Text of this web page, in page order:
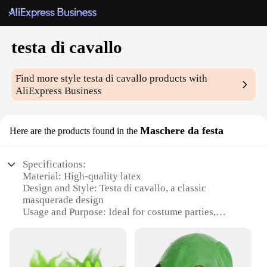
testa di cavallo
Find more styletesta di cavallo products with
AliExpress Business
Here are the products found in the Maschere da festa
Specifications:
Material: High-quality latex
Design and Style: Testa di cavallo, a classic
masquerade design
Usage and Purpose: Ideal for costume parties,
Performance and Property: Durable and comfortable
to wear for extended periods
Shape or Size: Available in a standard size to fit